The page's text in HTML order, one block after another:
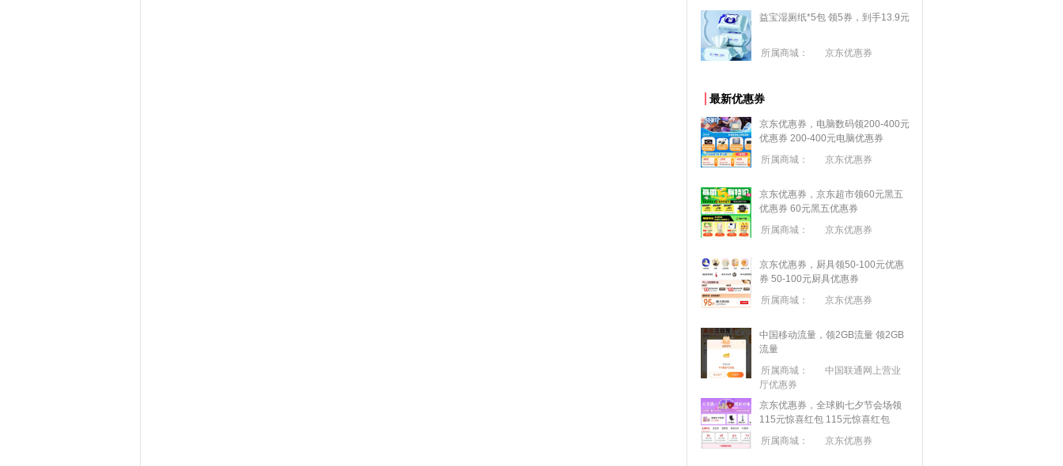
益宝湿厕纸*5包 领5券，到手13.9元
所属商城： 京东优惠券
最新优惠券
京东优惠券，电脑数码领200-400元
优惠券 200-400元电脑优惠券
所属商城：
京东优惠券
京东优惠券，京东超市领60元黑五
优惠券 60元黑五优惠券
所属商城：
京东优惠券
京东优惠券，厨具领50-100元优惠
券 50-100元厨具优惠券
所属商城：
京东优惠券
中国移动流量，领2GB流量 领2GB
流量
所属商城：
中国联通网上营业
厅优惠券
京东优惠券，全球购七夕节会场领
115元惊喜红包 115元惊喜红包
所属商城：
京东优惠券